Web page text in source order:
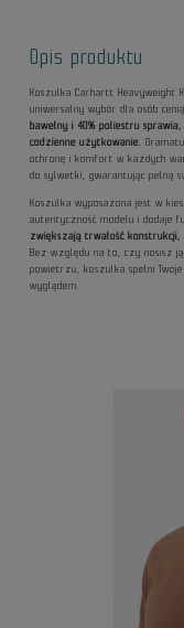
Opis produktu
Koszulka Carhartt Heavyweight
uniwersalny wybór dla osób
bawełny i 40% poliestru
codzienne użytkowanie.
ochronę i komfort w każdych
do sylwetki, gwarantując pełną
Koszulka wyposażona jest w
autentyczność modelu i dodaje
zwiększają trwałość
Bez względu na to, czy nosisz
powietrzu, koszulka spełni
wyglądem.